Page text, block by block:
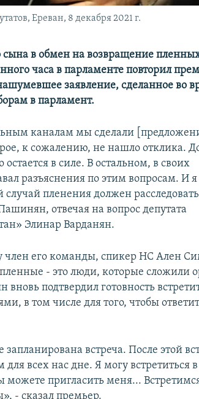
Ереван, 8 декабря 2021 г.
сына в обмен на возвращение
часа в парламенте повторил
заявление, сделанное во
в парламент.
каналам мы сделали
к сожалению, не нашло отклика.
в силе. В остальном, в своих
разъяснения по этим вопросам. И
пленения должен
отвечая на вопрос депутата
Элинар Варданян.
член его команды, спикер НС Ален
пленные - это люди, которые сложили
подтвердил готовность
в том числе для того, чтобы
встреча. После этой
всех нас дне. Я могу встретиться
можете пригласить меня...
- сказал премьер.